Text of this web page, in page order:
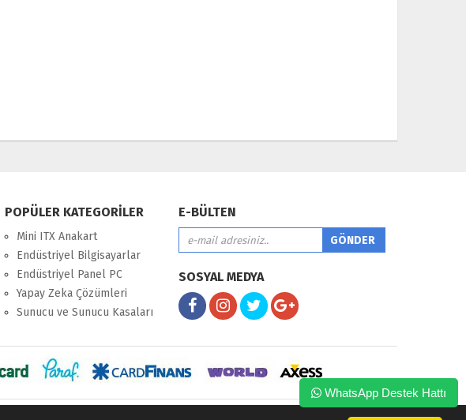
POPÜLER KATEGORİLER
Mini ITX Anakart
Endüstriyel Bilgisayarlar
Endüstriyel Panel PC
Yapay Zeka Çözümleri
Sunucu ve Sunucu Kasaları
E-BÜLTEN
SOSYAL MEDYA
WhatsApp Destek Hattı